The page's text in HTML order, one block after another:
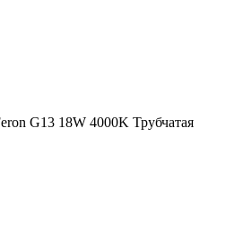
G13 18W 4000K Трубчатая